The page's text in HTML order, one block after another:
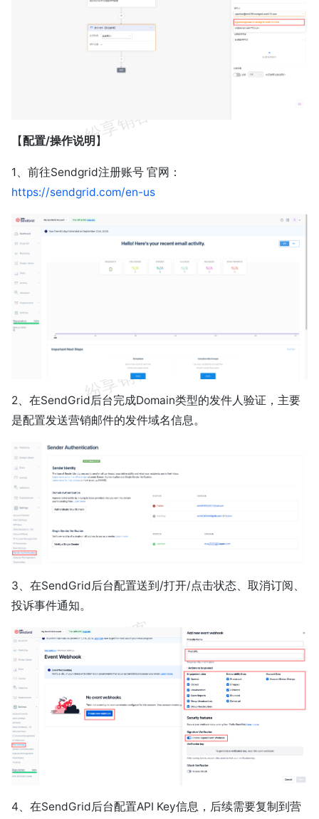
【配置/操作说明】
1、前往Sendgrid注册账号 官网：
https://sendgrid.com/en-us
2、在SendGrid后台完成Domain类型的发件人验证，主要
是配置发送营销邮件的发件域名信息。
3、在SendGrid后台配置送到/打开/点击状态、取消订阅、
投诉事件通知。
4、在SendGrid后台配置API Key信息，后续需要复制到营